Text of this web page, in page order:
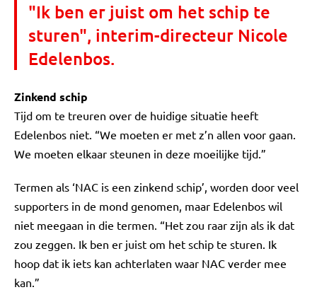
"Ik ben er juist om het schip te
sturen", interim-directeur Nicole
Edelenbos.
Zinkend schip
Tijd om te treuren over de huidige situatie heeft
Edelenbos niet. “We moeten er met z’n allen voor gaan.
We moeten elkaar steunen in deze moeilijke tijd.”
Termen als ‘NAC is een zinkend schip’, worden door veel
supporters in de mond genomen, maar Edelenbos wil
niet meegaan in die termen. “Het zou raar zijn als ik dat
zou zeggen. Ik ben er juist om het schip te sturen. Ik
hoop dat ik iets kan achterlaten waar NAC verder mee
kan.”